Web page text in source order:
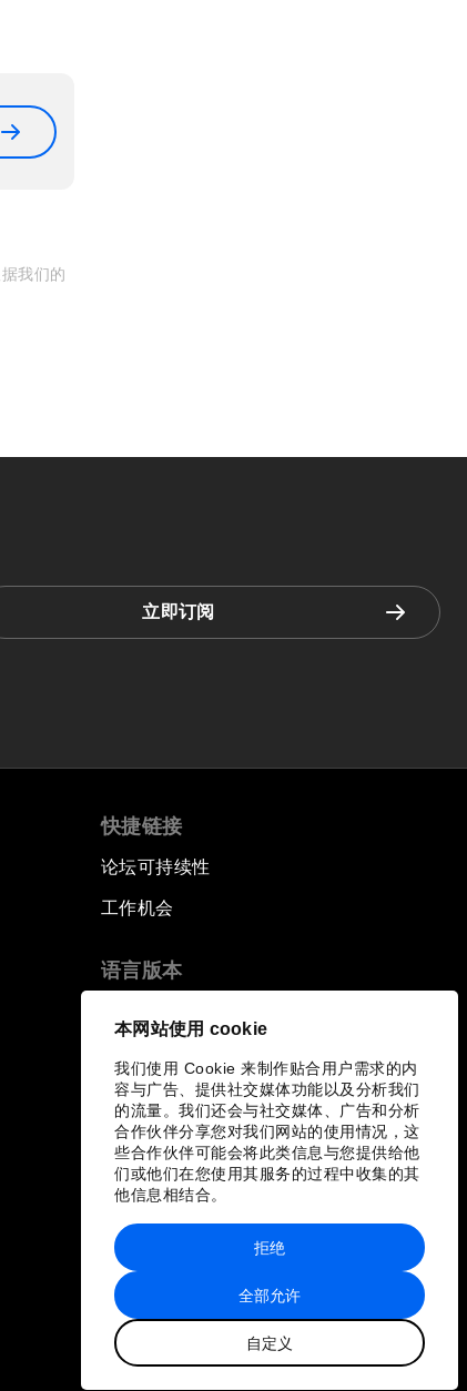
本网站使用 cookie
我们使用 Cookie 来制作贴合用户需求的内
容与广告、提供社交媒体功能以及分析我们
的流量。我们还会与社交媒体、广告和分析
合作伙伴分享您对我们网站的使用情况，这
些合作伙伴可能会将此类信息与您提供给他
们或他们在您使用其服务的过程中收集的其
他信息相结合。
全部允许
自定义
拒绝
我们的
立即订阅
快捷链接
论坛可持续性
工作机会
语言版本